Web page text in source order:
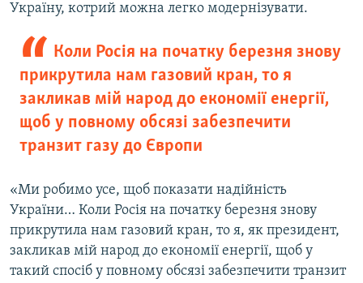
Україну, котрий можна легко модернізувати.
Коли Росія на початку березня знову
прикрутила нам газовий кран, то я
закликав мій народ до економії енергії,
щоб у повному обсязі забезпечити
транзит газу до Європи
«Ми робимо усе, щоб показати надійність
України… Коли Росія на початку березня знову
прикрутила нам газовий кран, то я, як президент,
закликав мій народ до економії енергії, щоб у
такий спосіб у повному обсязі забезпечити транзит